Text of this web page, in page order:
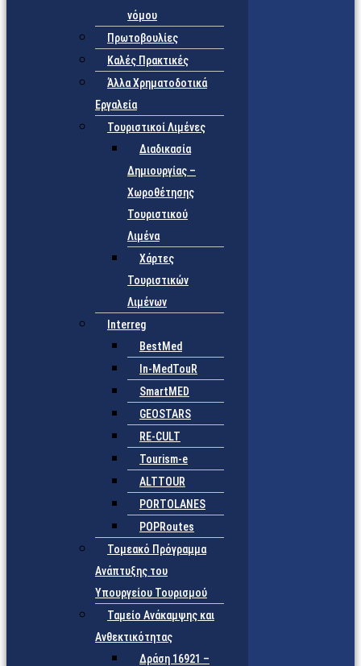
νόμου
Πρωτοβουλίες
Καλές Πρακτικές
Άλλα Χρηματοδοτικά
Εργαλεία
Τουριστικοί Λιμένες
Διαδικασία
Δημιουργίας –
Χωροθέτησης
Τουριστικού
Λιμένα
Χάρτες
Τουριστικών
Λιμένων
Interreg
BestMed
In-MedTouR
SmartMED
GEOSTARS
RE-CULT
Tourism-e
ALTTOUR
PORTOLANES
POPRoutes
Τομεακό Πρόγραμμα
Ανάπτυξης του
Υπουργείου Τουρισμού
Ταμείο Ανάκαμψης και
Ανθεκτικότητας
Δράση 16921 –